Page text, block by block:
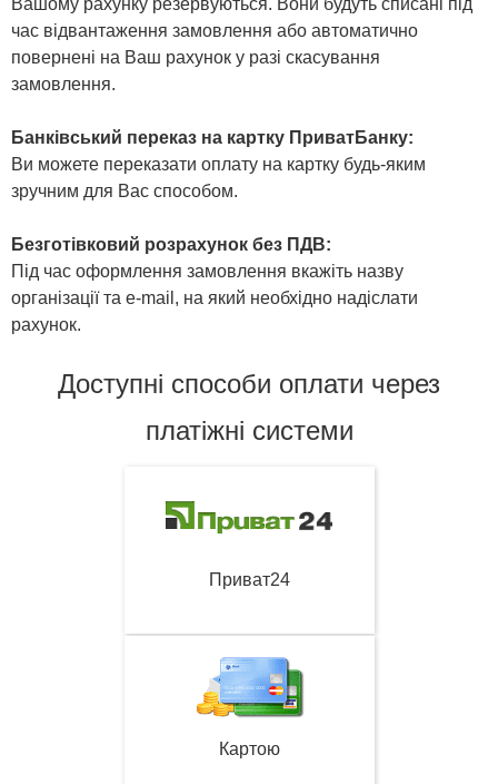
Вашому рахунку резервуються. Вони будуть списані під
час відвантаження замовлення або автоматично
повернені на Ваш рахунок у разі скасування
замовлення.
Банківський переказ на картку ПриватБанку:
Ви можете переказати оплату на картку будь-яким
зручним для Вас способом.
Безготівковий розрахунок без ПДВ:
Під час оформлення замовлення вкажіть назву
організації та e-mail, на який необхідно надіслати
рахунок.
Доступні способи оплати через
платіжні системи
Приват24
Картою